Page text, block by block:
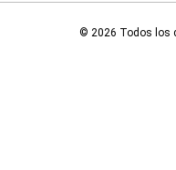
© 2026 Todos los